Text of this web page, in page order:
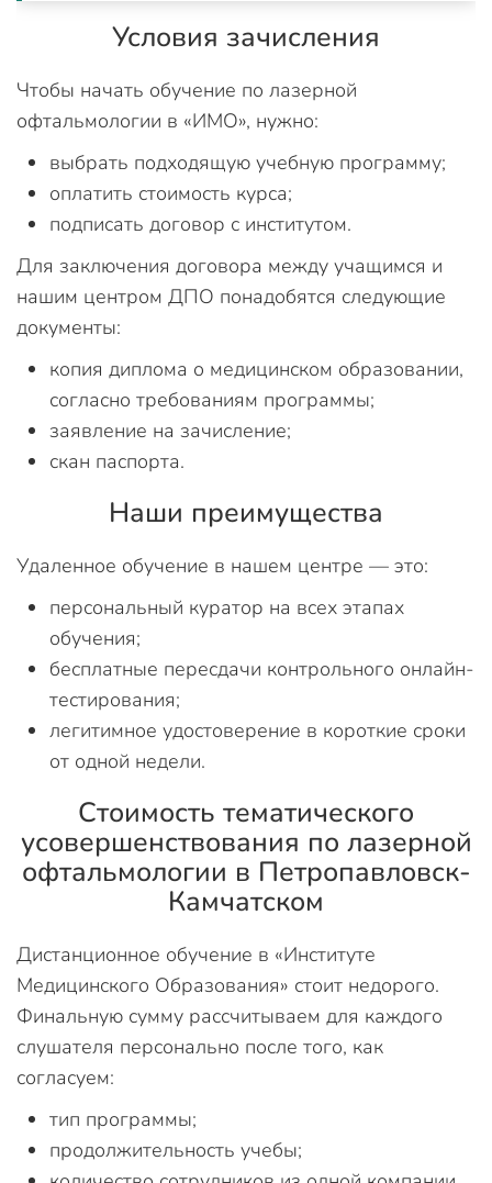
Условия зачисления
Чтобы начать обучение по лазерной
офтальмологии в «ИМО», нужно:
выбрать подходящую учебную программу;
оплатить стоимость курса;
подписать договор с институтом.
Для заключения договора между учащимся и
нашим центром ДПО понадобятся следующие
документы:
копия диплома о медицинском образовании,
согласно требованиям программы;
заявление на зачисление;
скан паспорта.
Наши преимущества
Удаленное обучение в нашем центре — это:
персональный куратор на всех этапах
обучения;
бесплатные пересдачи контрольного онлайн-
тестирования;
легитимное удостоверение в короткие сроки
от одной недели.
Стоимость тематического
усовершенствования по лазерной
офтальмологии в Петропавловск-
Камчатском
Дистанционное обучение в «Институте
Медицинского Образования» стоит недорого.
Финальную сумму рассчитываем для каждого
слушателя персонально после того, как
согласуем:
тип программы;
продолжительность учебы;